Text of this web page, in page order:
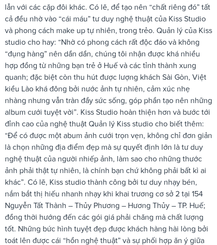
lẫn với các cặp đôi khác. Có lẽ, để tạo nên “chất riêng đó” tất
cả đều nhờ vào “cái máu” tư duy nghệ thuật của Kiss Studio
và phong cách make up tự nhiên, trong trẻo. Quản lý của Kiss
studio cho hay: “Nhờ có phong cách rất độc đáo và không
“đụng hàng” nên dần dần, chúng tôi nhận được khá nhiều
hợp đồng từ những bạn trẻ ở Huế và các tỉnh thành xung
quanh; đặc biệt còn thu hút được lượng khách Sài Gòn, Việt
kiều Lào khá đông bởi nước ảnh tự nhiên, cảm xúc nhẹ
nhàng nhưng vẫn tràn đầy sức sống, góp phần tạo nên những
album cưới tuyệt vời”. Kiss Studio hoàn thiện hơn và bước tới
đỉnh cao của nghệ thuật Quản lý Kiss studio cho biết thêm:
“Để có được một abum ảnh cưới trọn vẹn, không chỉ đơn giản
là chọn những địa điểm đẹp mà sự quyết định lớn là tư duy
nghệ thuật của người nhiếp ảnh, làm sao cho những thước
ảnh phải thật tự nhiên, là chính bạn chứ không phải bất kì ai
khác”. Có lẽ, Kiss studio thành công bởi tư duy nhạy bén,
nắm bắt thị hiếu nhanh nhạy khi khai trương cơ sở 2 tại 154
Nguyễn Tất Thành – Thủy Phương – Hương Thủy – TP. Huế;
đồng thời hướng đến các gói giá phải chăng mà chất lượng
tốt. Những bức hình tuyệt đẹp được khách hàng hài lòng bởi
toát lên được cái “hồn nghệ thuật” và sự phối hợp ăn ý giữa